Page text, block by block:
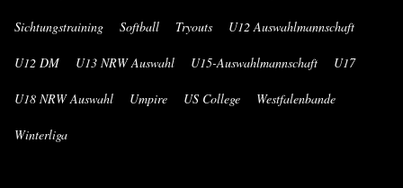
Sichtungstraining Softball Tryouts U12 Auswahlmannschaft
U12 DM U13 NRW Auswahl U15-Auswahlmannschaft U17
U18 NRW Auswahl Umpire US College Westfalenbande
Winterliga